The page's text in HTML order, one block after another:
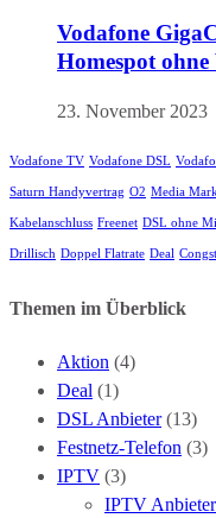
Vodafone
Homespot ohne
23. November 2023
Vodafone TV Vodafone DSL
Saturn Handyvertrag O2 Media
Kabelanschluss Freenet DSL ohne
Drillisch Doppel Flatrate Deal
Themen im Überblick
Aktion (4)
Deal (1)
DSL Anbieter(13)
Festnetz-Telefon (3)
IPTV (3)
IPTV Anbieter